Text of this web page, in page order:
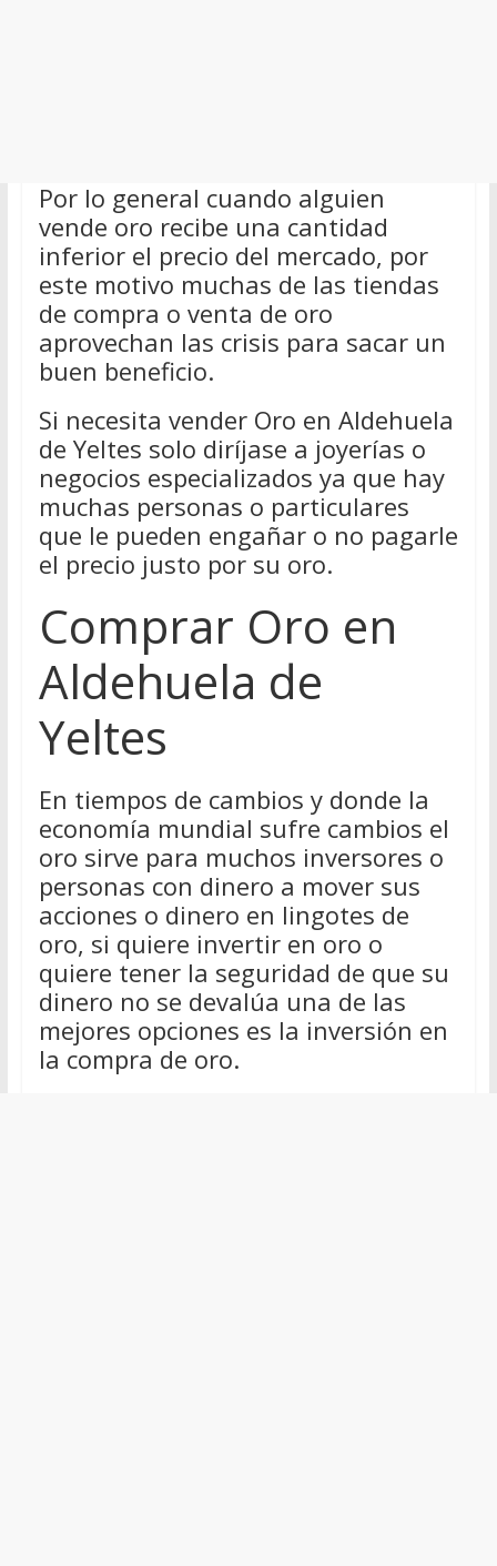
Por lo general cuando alguien
vende oro recibe una cantidad
inferior el precio del mercado, por
este motivo muchas de las tiendas
de compra o venta de oro
aprovechan las crisis para sacar un
buen beneficio.
Si necesita vender Oro en Aldehuela
de Yeltes solo diríjase a joyerías o
negocios especializados ya que hay
muchas personas o particulares
que le pueden engañar o no pagarle
el precio justo por su oro.
Comprar Oro en
Aldehuela de
Yeltes
En tiempos de cambios y donde la
economía mundial sufre cambios el
oro sirve para muchos inversores o
personas con dinero a mover sus
acciones o dinero en lingotes de
oro, si quiere invertir en oro o
quiere tener la seguridad de que su
dinero no se devalúa una de las
mejores opciones es la inversión en
la compra de oro.